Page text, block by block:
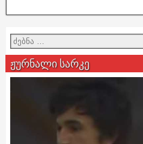
ჟურნალი სარკე